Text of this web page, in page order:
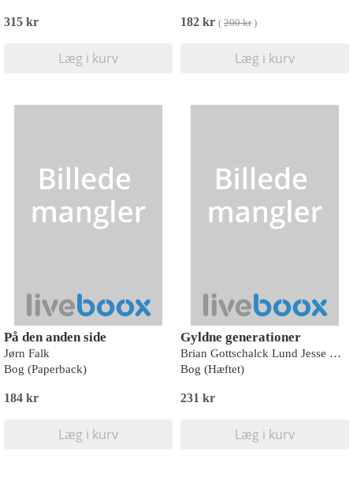
315 kr
Læg i kurv
182 kr ( 200 kr)
Læg i kurv
På den anden side
Jørn Falk
Bog (Paperback)
184 kr
Læg i kurv
Gyldne generationer
Brian Gottschalck Lund Jesse & Thomas Kampmann Olsen
Bog (Hæftet)
231 kr
Læg i kurv